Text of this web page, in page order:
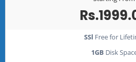
SSl Free for
1GB Disk